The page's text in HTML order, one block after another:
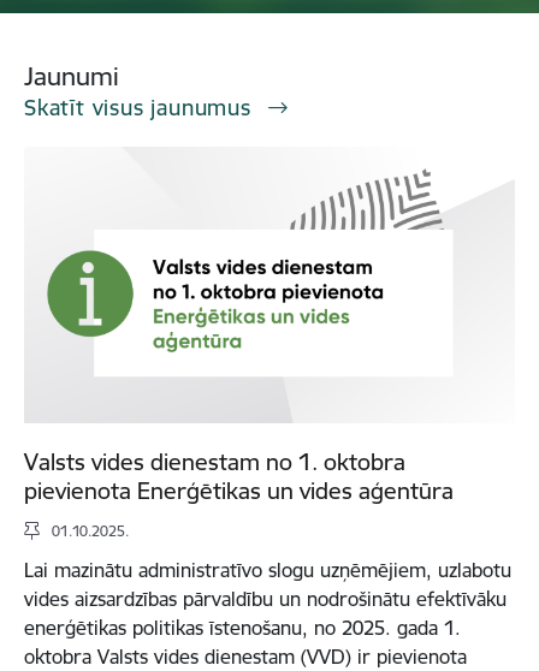
Jaunumi
Skatīt visus jaunumus
Valsts vides dienestam no 1. oktobra
pievienota Enerģētikas un vides aģentūra
01.10.2025.
Lai mazinātu administratīvo slogu uzņēmējiem, uzlabotu
vides aizsardzības pārvaldību un nodrošinātu efektīvāku
enerģētikas politikas īstenošanu, no 2025. gada 1.
oktobra Valsts vides dienestam (VVD) ir pievienota